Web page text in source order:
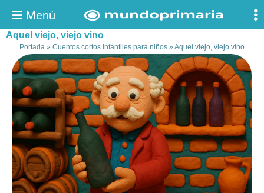
Menú
Aquel viejo, viejo vino
Portada » Cuentos cortos infantiles para niños » Aquel viejo, viejo vino